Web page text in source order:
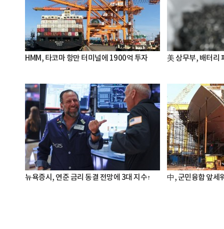
HMM, 타코마 항만 터미널에 1900억 투자 美 상무부, 배터리
뉴욕증시, 연준 금리 동결 전망에 3대 지수↑ 中, 군민융합 앞세